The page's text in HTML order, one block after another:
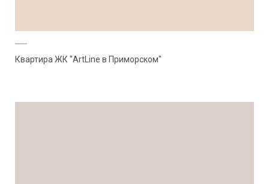
Квартира ЖК "ArtLine в Приморском"